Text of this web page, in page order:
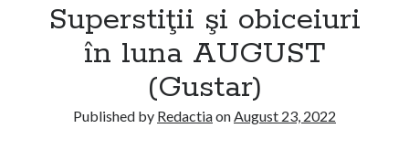
a
U
N
I
E
s
i
ţ
i
i
Superstiţii şi obiceiuri
în luna AUGUST
(Gustar)
Published by RedactiaonAugust 23, 2022